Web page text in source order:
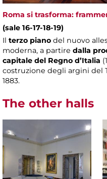
Roma si trasforma:
(sale 16-17-18-19)
Il terzo piano del nuovo
moderna, a partire dalla
capitale del Regno d’Italia
costruzione degli argini del
1883.
The other halls